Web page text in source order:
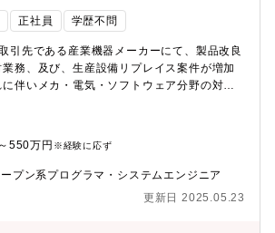
名（内 生産技術は5名、商品技術系は13
を予定（商品技術チーム16名、生産技術チ
自社チームも相談しやすく、OJT体制が整っ
あり※構内全面禁煙（喫煙所無し）■この仕
種多様な生産設備や検査機があり、変化や
。・様々な商品の技術検討を行うことで柔軟
見・ご経験やご希望を元に研修を受けてから
ですので、不明点はその場で解決しながら、
けます。●3ヶ月後以降一人一人がテーマを担
正社員 学歴不問
引先である産業機器メーカーにて、製品改良
務、及び、生産設備リプレイス案件が増加
伴いメカ・電気・ソフトウェア分野の対応
く募集しています。※U･Iターン歓迎※モノづ
味があり好奇心旺盛な方は大歓迎です。■ポジ
務内容≪概要≫【商品技術】電子部品の置き
、必要に応じて回路の設計、製品の評価 等
品に使用されている電子部品の代替品につい
550万円 ※経験に応ず
プン系プログラマ・システムエンジニア
更新日 2025.05.23